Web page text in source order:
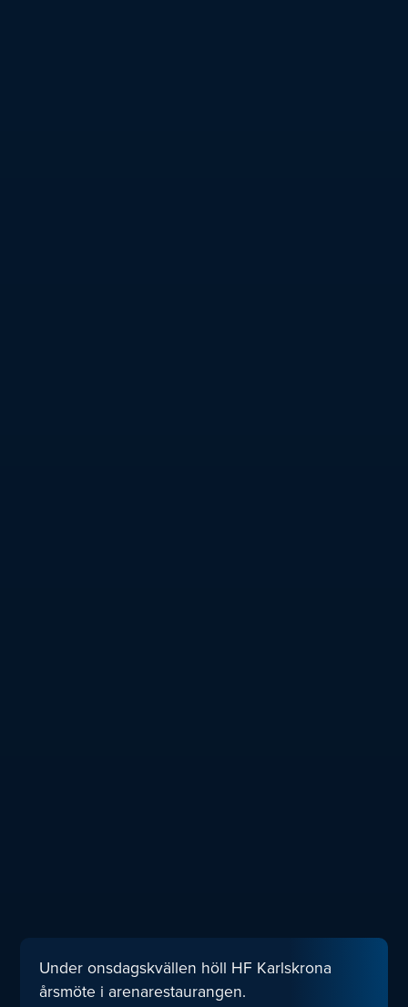
Under onsdagskvällen höll HF Karlskrona
årsmöte i arenarestaurangen.